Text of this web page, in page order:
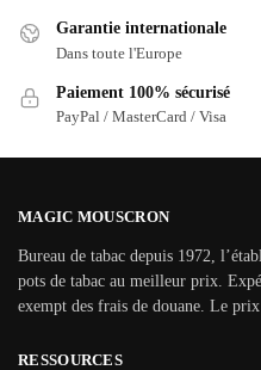
Garantie internationale
Dans toute l'Europe
Paiement 100% sécurisé
PayPal / MasterCard / Visa
MAGIC MOUSCRON
Bureau de tabac depuis 1972,
pots de tabac au meilleur prix.
exempt des frais de douane. Le
RESSOURCES